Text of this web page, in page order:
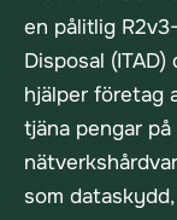
en pålitlig
Disposal
hjälper företag
tjäna pengar på
som